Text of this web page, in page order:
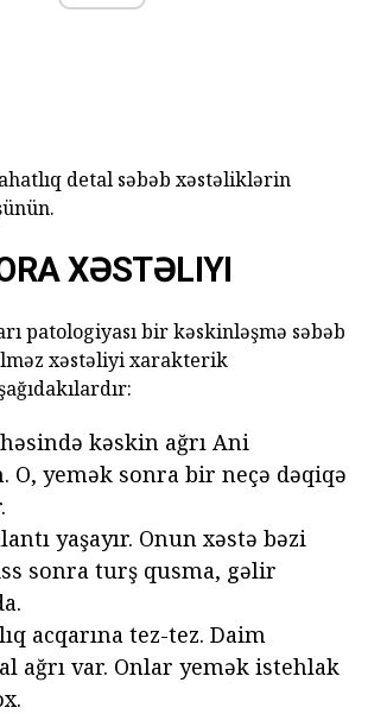
detal səbəb xəstəliklərin
XƏSTƏLIYI
patologiyası bir kəskinləşmə səbəb
xəstəliyi xarakterik
kəskin ağrı Ani
O, yemək sonra bir neçə dəqiqə
yaşayır. Onun xəstə bəzi
sonra turş qusma, gəlir
acqarına tez-tez. Daim
ağrı var. Onlar yemək istehlak